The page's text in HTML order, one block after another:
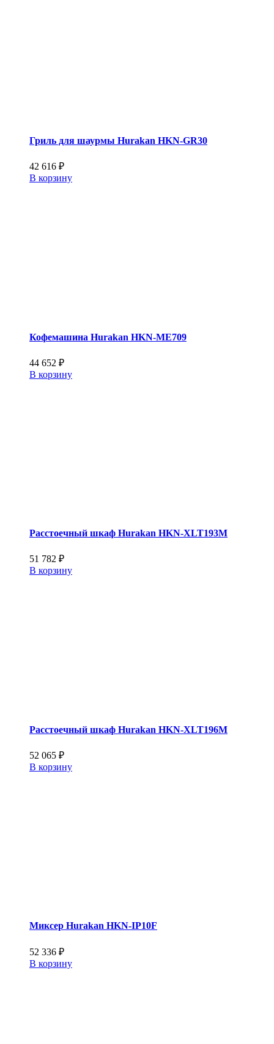
Гриль для шаурмы Hurakan HKN-GR30
42 616 ₽
В корзину
Кофемашина Hurakan HKN-ME709
44 652 ₽
В корзину
Расстоечный шкаф Hurakan HKN-XLT193M
51 782 ₽
В корзину
Расстоечный шкаф Hurakan HKN-XLT196M
52 065 ₽
В корзину
Миксер Hurakan HKN-IP10F
52 336 ₽
В корзину